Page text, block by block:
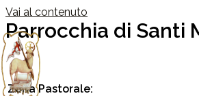
Vai al contenuto
Parrocchia di Santi
Zona Pastorale: